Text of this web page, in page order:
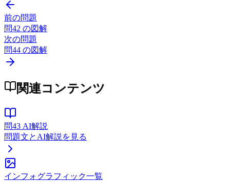
前の問題
問42 の図解
次の問題
問44 の図解
関連コンテンツ
問43 AI解説
問題文とAI解説を見る
インフォグラフィック一覧